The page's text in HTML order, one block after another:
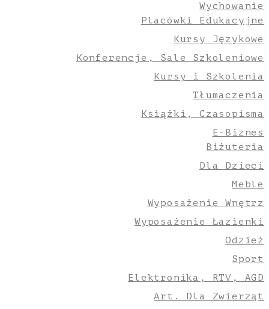
Wychowanie
Placówki Edukacyjne
Kursy Językowe
Konferencje, Sale Szkoleniowe
Kursy i Szkolenia
Tłumaczenia
Książki, Czasopisma
E-Biznes
Biżuteria
Dla Dzieci
Meble
Wyposażenie Wnętrz
Wyposażenie Łazienki
Odzież
Sport
Elektronika, RTV, AGD
Art. Dla Zwierząt